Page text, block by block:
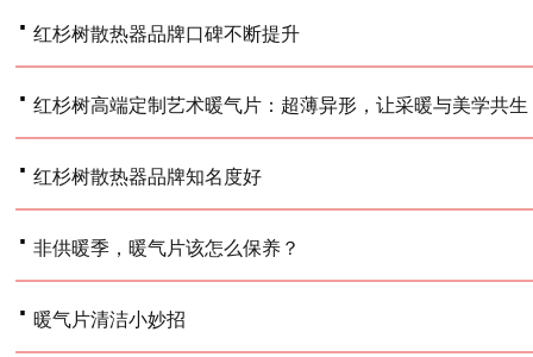
· 红杉树散热器品牌口碑不断提升
· 红杉树高端定制艺术暖气片：超薄异形，让采暖与美学共生
· 红杉树散热器品牌知名度好
· 非供暖季，暖气片该怎么保养？
· 暖气片清洁小妙招